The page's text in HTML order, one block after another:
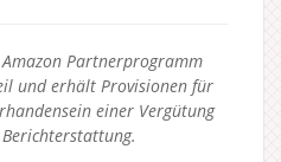
Partnerprogramm
und erhält Provisionen für
einer Vergütung